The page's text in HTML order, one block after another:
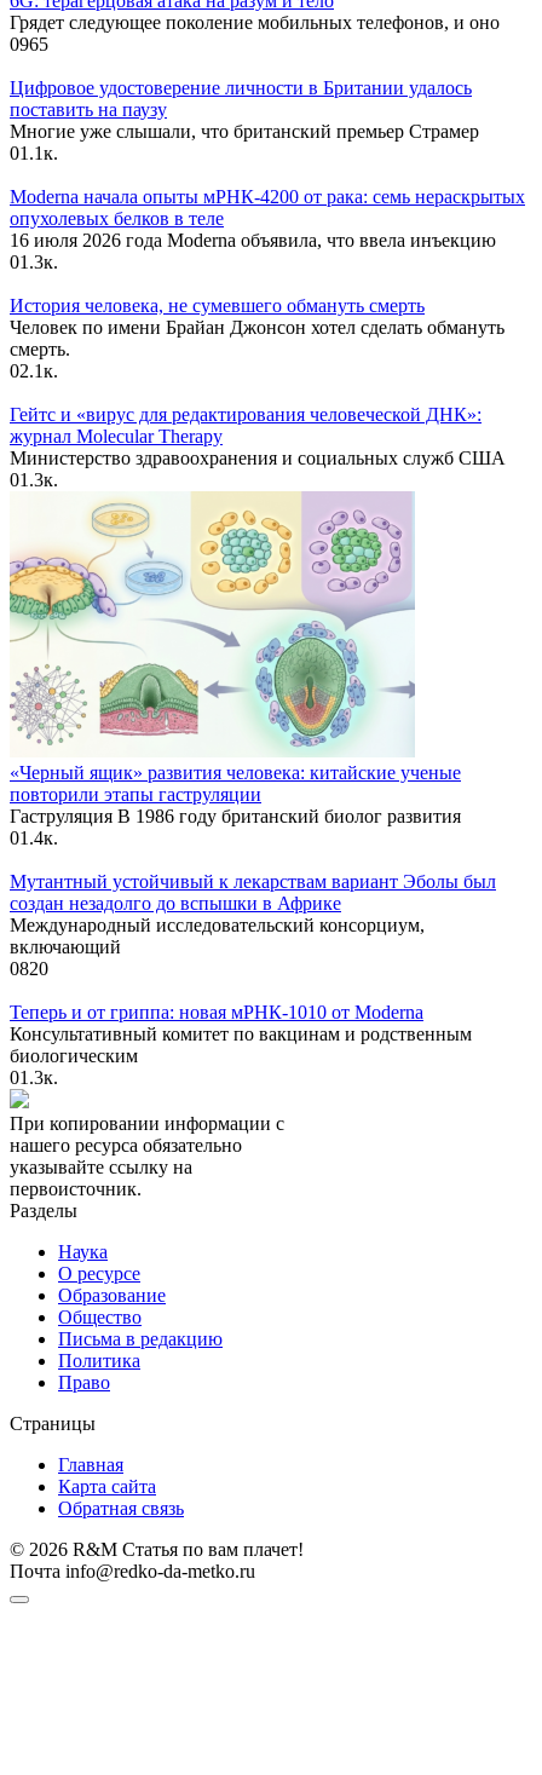
Грядет следующее поколение мобильных телефонов, и оно
0965
Цифровое удостоверение личности в Британии удалось
поставить на паузу
Многие уже слышали, что британский премьер Страмер
01.1к.
Moderna начала опыты мРНК-4200 от рака: семь нераскрытых
опухолевых белков в теле
16 июля 2026 года Moderna объявила, что ввела инъекцию
01.3к.
История человека, не сумевшего обмануть смерть
Человек по имени Брайан Джонсон хотел сделать обмануть
смерть.
02.1к.
Гейтс и «вирус для редактирования человеческой ДНК»:
журнал Molecular Therapy
Министерство здравоохранения и социальных служб США
01.3к.
«Черный ящик» развития человека: китайские ученые
повторили этапы гаструляции
Гаструляция В 1986 году британский биолог развития
01.4к.
Мутантный устойчивый к лекарствам вариант Эболы был
создан незадолго до вспышки в Африке
Международный исследовательский консорциум,
включающий
0820
Теперь и от гриппа: новая мРНК-1010 от Moderna
Консультативный комитет по вакцинам и родственным
биологическим
01.3к.
При копировании информации с
нашего ресурса обязательно
указывайте ссылку на
первоисточник.
Разделы
Наука
О ресурсе
Образование
Общество
Письма в редакцию
Политика
Право
Страницы
Главная
Карта сайта
Обратная связь
© 2026 R&M Статья по вам плачет!
Почта info@redko-da-metko.ru